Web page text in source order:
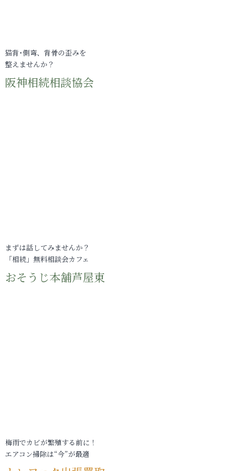
猫背･側弯、背骨の歪みを
整えませんか？
阪神相続相談協会
まずは話してみませんか？
「相続」無料相談会カフェ
おそうじ本舗芦屋東
梅雨でカビが繁殖する前に！
エアコン掃除は“今”が最適